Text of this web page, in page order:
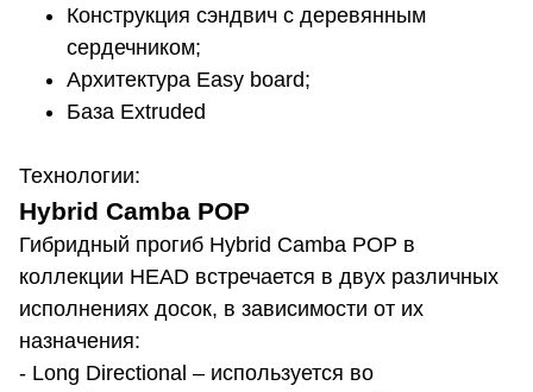
Конструкция сэндвич с деревянным
сердечником;
Архитектура Easy board;
База Extruded
Технологии:
Hybrid Camba POP
Гибридный прогиб Hybrid Camba POP в
коллекции HEAD встречается в двух различных
исполнениях досок, в зависимости от их
назначения:
- Long Directional – используется во